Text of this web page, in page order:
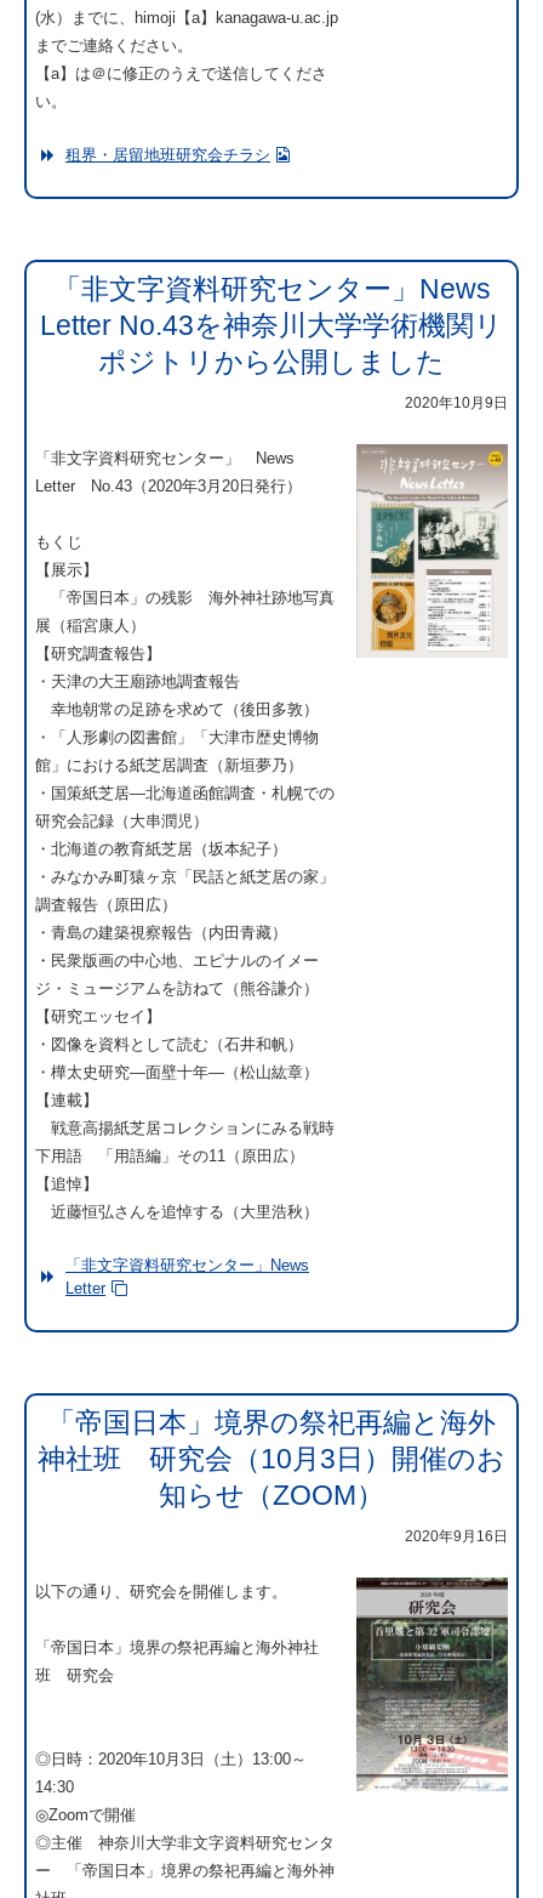
(水）までに、himoji【a】kanagawa-u.ac.jp
までご連絡ください。
【a】は＠に修正のうえで送信してくださ
い。
租界・居留地班研究会チラシ
「非文字資料研究センター」News
Letter No.43を神奈川大学学術機関リ
ポジトリから公開しました
2020年10月9日
「非文字資料研究センター」 News
Letter No.43（2020年3月20日発行）
もくじ
【展示】
「帝国日本」の残影 海外神社跡地写真
展（稲宮康人）
【研究調査報告】
・天津の大王廟跡地調査報告
幸地朝常の足跡を求めて（後田多敦）
・「人形劇の図書館」「大津市歴史博物
館」における紙芝居調査（新垣夢乃）
・国策紙芝居―北海道函館調査・札幌での
研究会記録（大串潤児）
・北海道の教育紙芝居（坂本紀子）
・みなかみ町猿ヶ京「民話と紙芝居の家」
調査報告（原田広）
・青島の建築視察報告（内田青藏）
・民衆版画の中心地、エピナルのイメー
ジ・ミュージアムを訪ねて（熊谷謙介）
【研究エッセイ】
・図像を資料として読む（石井和帆）
・樺太史研究―面壁十年―（松山紘章）
【連載】
戦意高揚紙芝居コレクションにみる戦時
下用語 「用語編」その11（原田広）
【追悼】
近藤恒弘さんを追悼する（大里浩秋）
「非文字資料研究センター」News
Letter
「帝国日本」境界の祭祀再編と海外
神社班 研究会（10月3日）開催のお
知らせ（ZOOM）
2020年9月16日
以下の通り、研究会を開催します。
「帝国日本」境界の祭祀再編と海外神社
班 研究会
◎日時：2020年10月3日（土）13:00～
14:30
◎Zoomで開催
◎主催 神奈川大学非文字資料研究センタ
ー 「帝国日本」境界の祭祀再編と海外神